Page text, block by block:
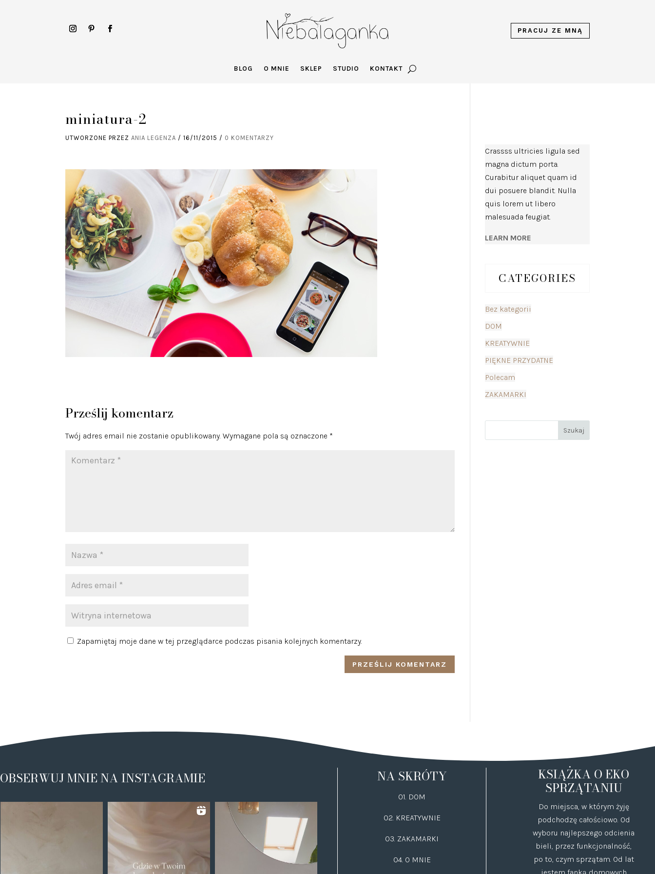
PRACUJ ZE MNĄ
BLOG O MNIE SKLEP STUDIO KONTAKT
miniatura-2
UTWORZONE PRZEZANIA LEGENZA /16/11/2015 / 0 KOMENTARZY
Prześlij komentarz
Twój adres email nie zostanie opublikowany. Wymagane pola są oznaczone *
Zapamiętaj moje dane w tej przeglądarce podczas pisania kolejnych komentarzy.
Crassss ultricies ligula sed
magna dictum porta.
Curabitur aliquet quam id
dui posuere blandit. Nulla
quis lorem ut libero
malesuada feugiat.
LEARN MORE
CATEGORIES
Bez kategorii
DOM
KREATYWNIE
PIĘKNE PRZYDATNE
Polecam
ZAKAMARKI
OBSERWUJ MNIE NA INSTAGRAMIE NA SKRÓTY
01. DOM
02. KREATYWNIE
03. ZAKAMARKI
04. O MNIE
KSIĄŻKA O EKO
SPRZĄTANIU
Do miejsca, w którym żyję
podchodzę całościowo. Od
wyboru najlepszego odcienia
bieli, przez funkcjonalność,
po to, czym sprzątam. Od lat